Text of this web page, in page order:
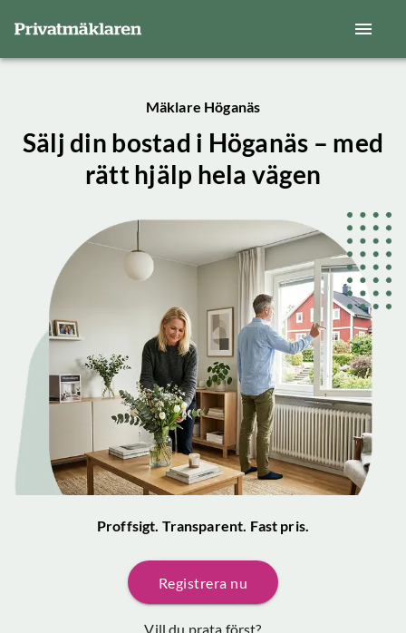
Mäklare Höganäs
Sälj din bostad i Höganäs – med
rätt hjälp hela vägen
Proffsigt. Transparent. Fast pris.
Registrera nu
Vill du prata först?